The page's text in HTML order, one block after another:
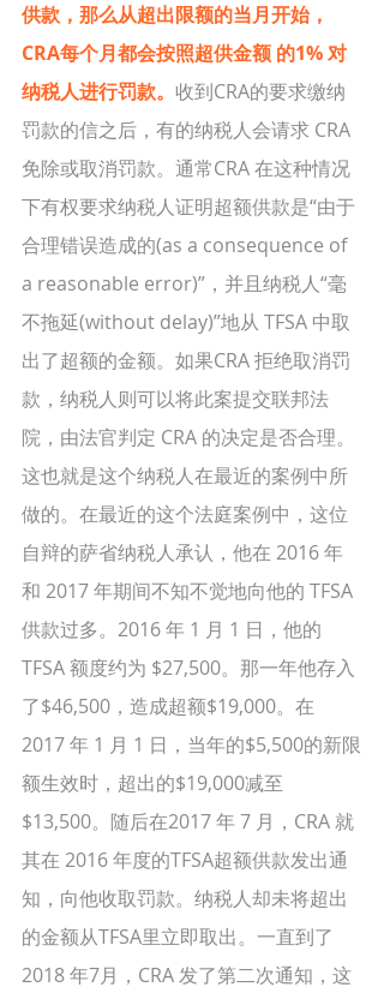
供款，那么从超出限额的当月开始，
CRA每个月都会按照超供金额 的1% 对
纳税人进行罚款。 收到CRA的要求缴纳
罚款的信之后，有的纳税人会请求 CRA
免除或取消罚款。通常CRA 在这种情况
下有权要求纳税人证明超额供款是“由于
合理错误造成的(as a consequence of
a reasonable error)”，并且纳税人“毫
不拖延(without delay)”地从 TFSA 中取
出了超额的金额。如果CRA 拒绝取消罚
款，纳税人则可以将此案提交联邦法
院，由法官判定 CRA 的决定是否合理。
这也就是这个纳税人在最近的案例中所
做的。在最近的这个法庭案例中，这位
自辩的萨省纳税人承认，他在 2016 年
和 2017 年期间不知不觉地向他的 TFSA
供款过多。2016 年 1 月 1 日，他的
TFSA 额度约为 $27,500。那一年他存入
了$46,500，造成超额$19,000。在
2017 年 1 月 1 日，当年的$5,500的新限
额生效时，超出的$19,000减至
$13,500。随后在2017 年 7 月，CRA 就
其在 2016 年度的TFSA超额供款发出通
知，向他收取罚款。纳税人却未将超出
的金额从TFSA里立即取出。一直到了
2018 年7月，CRA 发了第二次通知，这